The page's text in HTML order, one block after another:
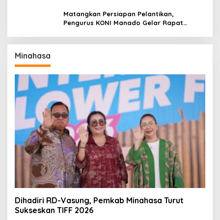
Matangkan Persiapan Pelantikan,
Pengurus KONI Manado Gelar Rapat
Minahasa
Dihadiri RD-Vasung, Pemkab Minahasa Turut
Sukseskan TIFF 2026